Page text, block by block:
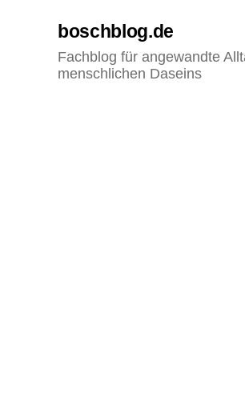
boschblog.de
Fachblog für angewandte
menschlichen Daseins